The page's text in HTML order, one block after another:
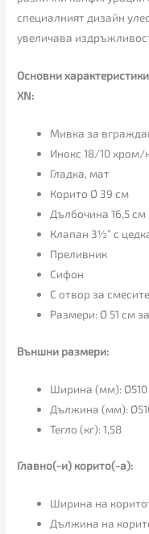
специалният дизайн
увеличава
Основни
XN:
Мивка за
Инокс 18/10 хром/
Гладка, мат
Корито Ø 39 см
Дълбочина 16,5 см
Клапан 3½” с
Преливник
Сифон
С отвор за
Размери: Ø 51 см
Външни размери:
Ширина (мм): Ø510
Дължина (мм):
Тегло (кг): 1,58
Главно(-и) корито(-а):
Ширина на
Дължина на